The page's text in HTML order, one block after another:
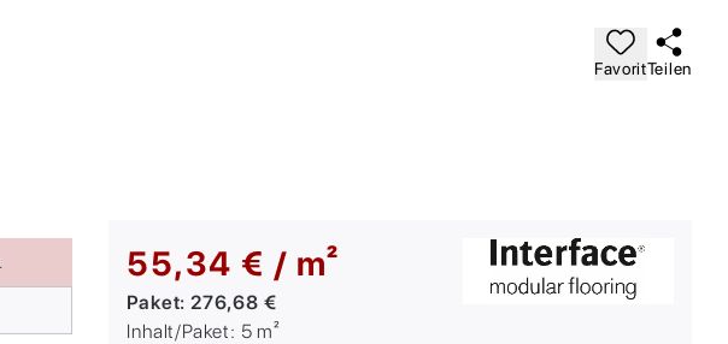
FavoritTeilen
55,34 € / m²
Paket: 276,68 €
Inhalt/Paket: 5 m²